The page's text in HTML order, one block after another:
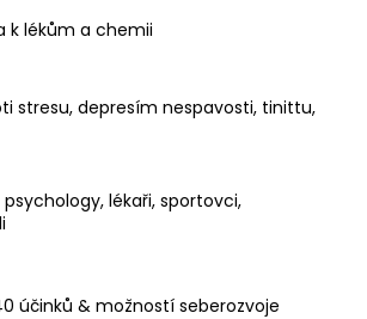
k lékům a chemii
stresu, depresím nespavosti, tinittu,
lékaři, sportovci,
účinků & možností seberozvoje